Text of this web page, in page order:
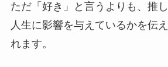
ただ「好き」と言うよりも、推
人生に影響を与えているかを伝
れます。